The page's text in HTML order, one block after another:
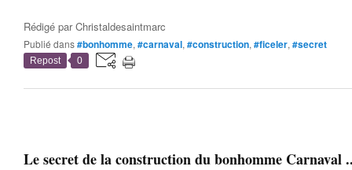
Rédigé parChristaldesaintmarc
Publié dans#bonhomme, #carnaval, #construction, #ficeler, #secret
Repost 0
Le secret de la construction du bonhomme Carnaval